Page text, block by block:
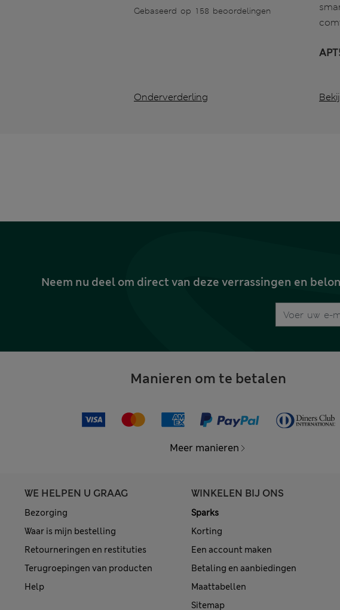
Gebaseerd op 158 beoordelingen
Onderverderling
Neem nu deel om direct van deze verrassingen en
Manieren om te betalen
Meer manieren
WE HELPEN U GRAAG
Bezorging
Waar is mijn bestelling
Retourneringen en restituties
Terugroepingen van producten
Help
WINKELEN BIJ ONS
Sparks
Korting
Een account maken
Betaling en aanbiedingen
Maattabellen
Sitemap